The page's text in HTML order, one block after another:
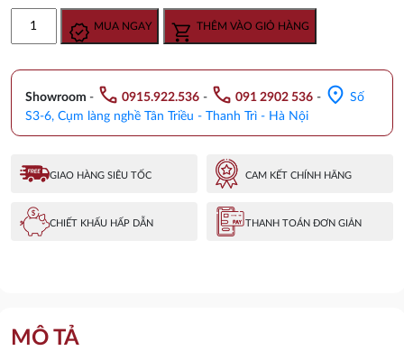
gốc
là:
hiện
tại
3.070.000 ₫.
cân
DOLSON
212C
lượng
MUA NGAY THÊM VÀO GIỎ HÀNG
Showroom - call 0915.922.536 - call 091 2902 536 - location_on Số
S3-6, Cụm làng nghề Tân Triều - Thanh Trì - Hà Nội
GIAO HÀNG SIÊU TỐC CAM KẾT CHÍNH HÃNG
CHIẾT KHẤU HẤP DẪN THANH TOÁN ĐƠN GIẢN
MÔ TẢ